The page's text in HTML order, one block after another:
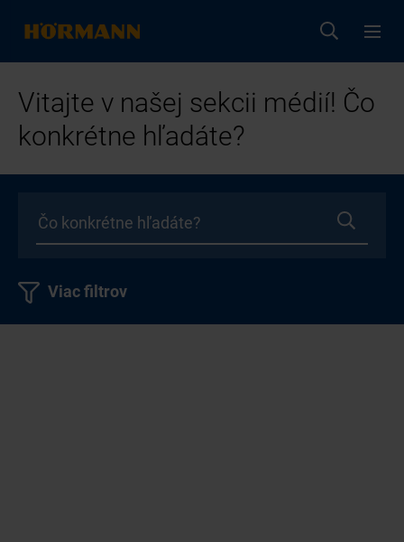
Vitajte v našej sekcii médií! Čo
konkrétne hľadáte?
Viac filtrov